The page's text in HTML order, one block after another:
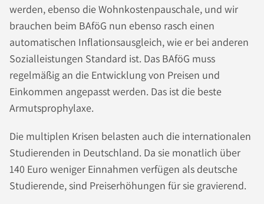
werden, ebenso die Wohnkostenpauschale, und wir
brauchen beim BAföG nun ebenso rasch einen
automatischen Inflationsausgleich, wie er bei anderen
Sozialleistungen Standard ist. Das BAföG muss
regelmäßig an die Entwicklung von Preisen und
Einkommen angepasst werden. Das ist die beste
Armutsprophylaxe.
Die multiplen Krisen belasten auch die internationalen
Studierenden in Deutschland. Da sie monatlich über
140 Euro weniger Einnahmen verfügen als deutsche
Studierende, sind Preiserhöhungen für sie gravierend.